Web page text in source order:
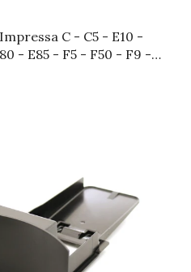
- E85 - F5 - F50 - F9 -
- XF50 - XF70
- Rurka do systemu